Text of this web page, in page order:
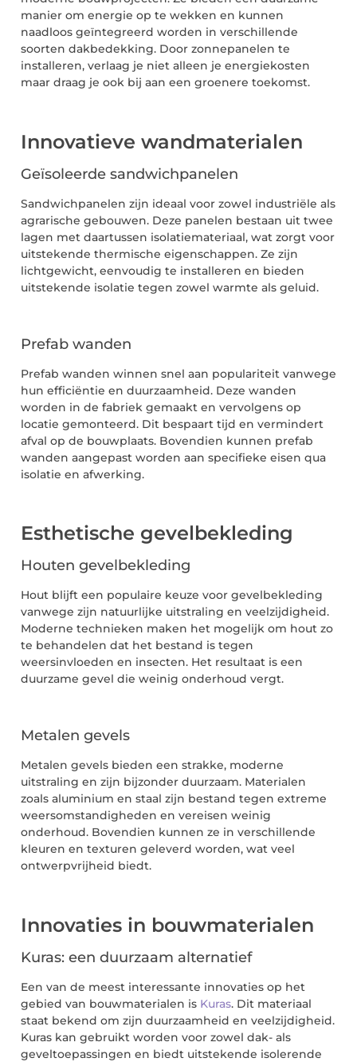
manier om energie op te wekken en kunnen
naadloos geïntegreerd worden in verschillende
soorten dakbedekking. Door zonnepanelen te
installeren, verlaag je niet alleen je energiekosten
maar draag je ook bij aan een groenere toekomst.
Innovatieve wandmaterialen
Geïsoleerde sandwichpanelen
Sandwichpanelen zijn ideaal voor zowel industriële als
agrarische gebouwen. Deze panelen bestaan uit twee
lagen met daartussen isolatiemateriaal, wat zorgt voor
uitstekende thermische eigenschappen. Ze zijn
lichtgewicht, eenvoudig te installeren en bieden
uitstekende isolatie tegen zowel warmte als geluid.
Prefab wanden
Prefab wanden winnen snel aan populariteit vanwege
hun efficiëntie en duurzaamheid. Deze wanden
worden in de fabriek gemaakt en vervolgens op
locatie gemonteerd. Dit bespaart tijd en vermindert
afval op de bouwplaats. Bovendien kunnen prefab
wanden aangepast worden aan specifieke eisen qua
isolatie en afwerking.
Esthetische gevelbekleding
Houten gevelbekleding
Hout blijft een populaire keuze voor gevelbekleding
vanwege zijn natuurlijke uitstraling en veelzijdigheid.
Moderne technieken maken het mogelijk om hout zo
te behandelen dat het bestand is tegen
weersinvloeden en insecten. Het resultaat is een
duurzame gevel die weinig onderhoud vergt.
Metalen gevels
Metalen gevels bieden een strakke, moderne
uitstraling en zijn bijzonder duurzaam. Materialen
zoals aluminium en staal zijn bestand tegen extreme
weersomstandigheden en vereisen weinig
onderhoud. Bovendien kunnen ze in verschillende
kleuren en texturen geleverd worden, wat veel
ontwerpvrijheid biedt.
Innovaties in bouwmaterialen
Kuras: een duurzaam alternatief
Een van de meest interessante innovaties op het
gebied van bouwmaterialen is Kuras. Dit materiaal
staat bekend om zijn duurzaamheid en veelzijdigheid.
Kuras kan gebruikt worden voor zowel dak- als
geveltoepassingen en biedt uitstekende isolerende